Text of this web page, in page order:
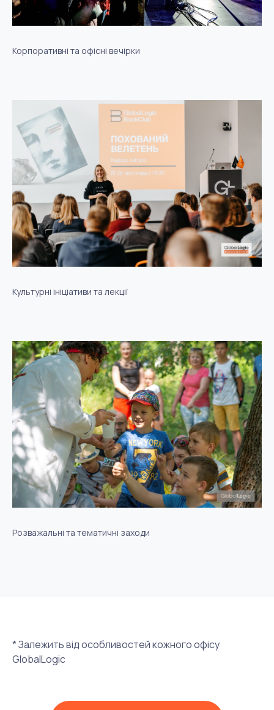
Корпоративні та офісні вечірки
Культурні ініціативи та лекції
Розважальні та тематичні заходи
* Залежить від особливостей кожного офісу
GlobalLogic